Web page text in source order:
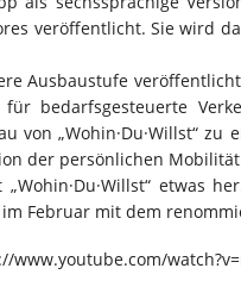
veröffentlicht. Sie wird
Ausbaustufe
für bedarfsgesteuerte
von „Wohin·Du·Willst“
der persönlichen
etwas
Februar mit dem